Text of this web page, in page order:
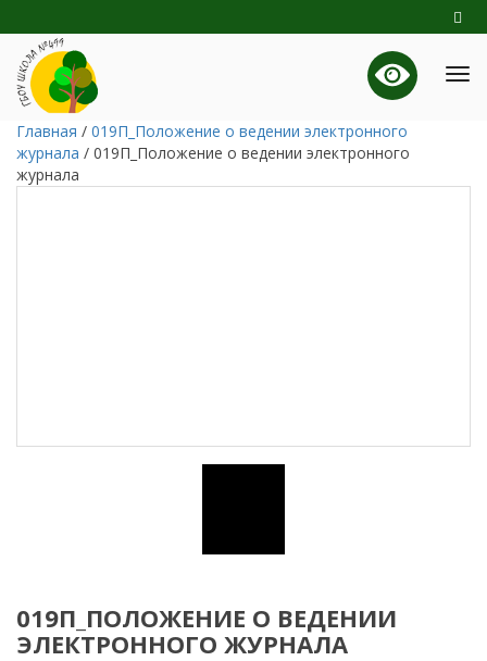
Главная / 019П_Положение о ведении электронного
журнала / 019П_Положение о ведении электронного
журнала
019П_ПОЛОЖЕНИЕ О ВЕДЕНИИ
ЭЛЕКТРОННОГО ЖУРНАЛА